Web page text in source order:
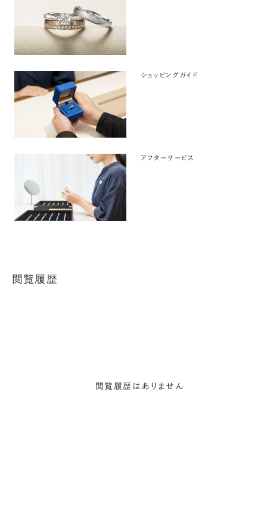
ショッピングガイド
アフターサービス
閲覧履歴
閲覧履歴はありません